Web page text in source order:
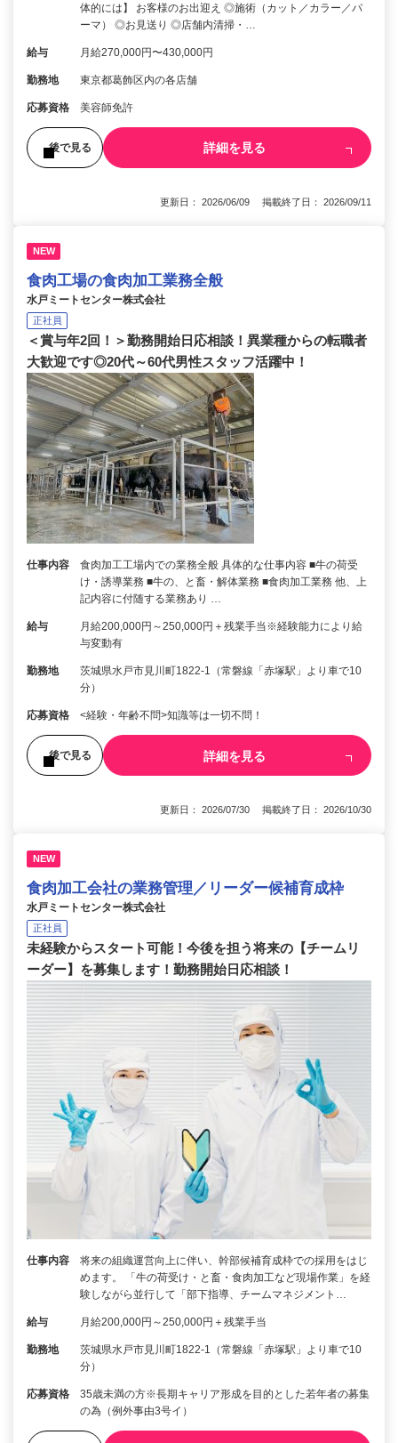
体的には】 お客様のお出迎え ◎施術（カット／カラー／パ
ーマ） ◎お見送り ◎店舗内清掃・…
給与 月給270,000円〜430,000円
勤務地 東京都葛飾区内の各店舗
応募資格 美容師免許
後で見る 詳細を見る
更新日： 2026/06/09 掲載終了日： 2026/09/11
NEW
食肉工場の食肉加工業務全般
水戸ミートセンター株式会社
正社員
＜賞与年2回！＞勤務開始日応相談！異業種からの転職者
大歓迎です◎20代～60代男性スタッフ活躍中！
仕事内容
食肉加工工場内での業務全般 具体的な仕事内容 ■牛の荷受
け・誘導業務 ■牛の、と畜・解体業務 ■食肉加工業務 他、上
記内容に付随する業務あり …
給与
月給200,000円～250,000円＋残業手当※経験能力により給
与変動有
勤務地
茨城県水戸市見川町1822-1（常磐線「赤塚駅」より車で10
分）
応募資格 <経験・年齢不問>知識等は一切不問！
後で見る 詳細を見る
更新日： 2026/07/30 掲載終了日： 2026/10/30
NEW
食肉加工会社の業務管理／リーダー候補育成枠
水戸ミートセンター株式会社
正社員
未経験からスタート可能！今後を担う将来の【チームリ
ーダー】を募集します！勤務開始日応相談！
仕事内容
将来の組織運営向上に伴い、幹部候補育成枠での採用をはじ
めます。 「牛の荷受け・と畜・食肉加工など現場作業」を経
験しながら並行して「部下指導、チームマネジメント…
給与 月給200,000円～250,000円＋残業手当
勤務地
茨城県水戸市見川町1822-1（常磐線「赤塚駅」より車で10
分）
応募資格
35歳未満の方※長期キャリア形成を目的とした若年者の募集
の為（例外事由3号イ）